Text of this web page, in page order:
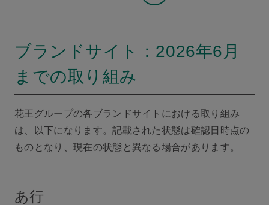
ブランドサイト：2026年6月
までの取り組み
花王グループの各ブランドサイトにおける取り組み
は、以下になります。記載された状態は確認日時点の
ものとなり、現在の状態と異なる場合があります。
あ行